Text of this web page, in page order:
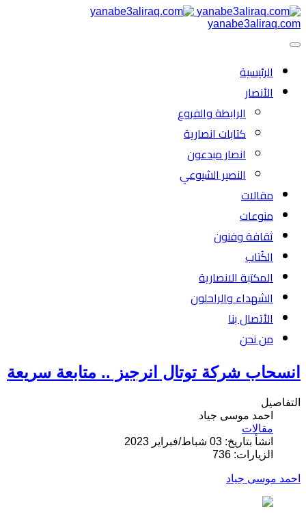
yanabe3aliraq.com
الرئیسية
الأنصار
الرابطة والفروع
كتابات انصارية
انصار مبدعون
النصیر الشیوعي
مقالات
منوعات
ثقافة وفنون
الكُتاب
المكتبة الانصارية
الشهداء والراحلون
الأتصال بنا
من نحن
انسحاب شركة توتال انرجيز .. متابعة سريعة
التفاصيل
احمد موسى جياد
مقالات
انشأ بتاريخ: 03 شباط/فبراير 2023
الزيارات: 736
احمد موسى جياد